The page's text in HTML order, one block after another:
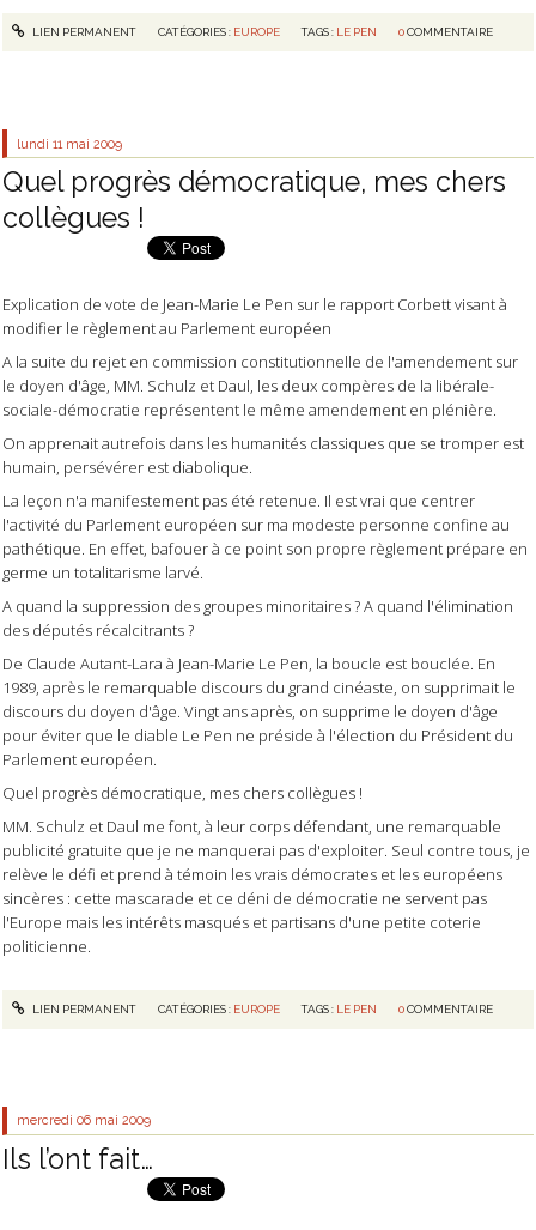
LIEN PERMANENT CATÉGORIES : EUROPE TAGS : LE PEN 0 COMMENTAIRE
lundi 11 mai 2009
Quel progrès démocratique, mes chers
collègues !
Explication de vote de Jean-Marie Le Pen sur le rapport Corbett visant à
modifier le règlement au Parlement européen
A la suite du rejet en commission constitutionnelle de l'amendement sur
le doyen d'âge, MM. Schulz et Daul, les deux compères de la libérale-
sociale-démocratie représentent le même amendement en plénière.
On apprenait autrefois dans les humanités classiques que se tromper est
humain, persévérer est diabolique.
La leçon n'a manifestement pas été retenue. Il est vrai que centrer
l'activité du Parlement européen sur ma modeste personne confine au
pathétique. En effet, bafouer à ce point son propre règlement prépare en
germe un totalitarisme larvé.
A quand la suppression des groupes minoritaires ? A quand l'élimination
des députés récalcitrants ?
De Claude Autant-Lara à Jean-Marie Le Pen, la boucle est bouclée. En
1989, après le remarquable discours du grand cinéaste, on supprimait le
discours du doyen d'âge. Vingt ans après, on supprime le doyen d'âge
pour éviter que le diable Le Pen ne préside à l'élection du Président du
Parlement européen.
Quel progrès démocratique, mes chers collègues !
MM. Schulz et Daul me font, à leur corps défendant, une remarquable
publicité gratuite que je ne manquerai pas d'exploiter. Seul contre tous, je
relève le défi et prend à témoin les vrais démocrates et les européens
sincères : cette mascarade et ce déni de démocratie ne servent pas
l'Europe mais les intérêts masqués et partisans d'une petite coterie
politicienne.
LIEN PERMANENT CATÉGORIES : EUROPE TAGS : LE PEN 0 COMMENTAIRE
mercredi 06 mai 2009
Ils l’ont fait…